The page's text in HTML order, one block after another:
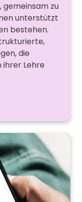
gemeinsam zu
unterstützt
bestehen.
die
Lehre